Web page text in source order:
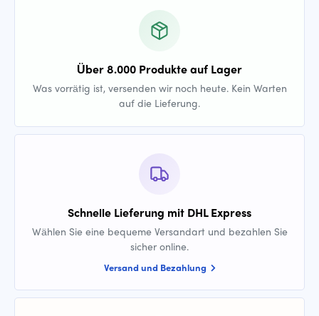
Über 8.000 Produkte auf Lager
Was vorrätig ist, versenden wir noch heute. Kein Warten
auf die Lieferung.
Schnelle Lieferung mit DHL Express
Wählen Sie eine bequeme Versandart und bezahlen Sie
sicher online.
Versand und Bezahlung